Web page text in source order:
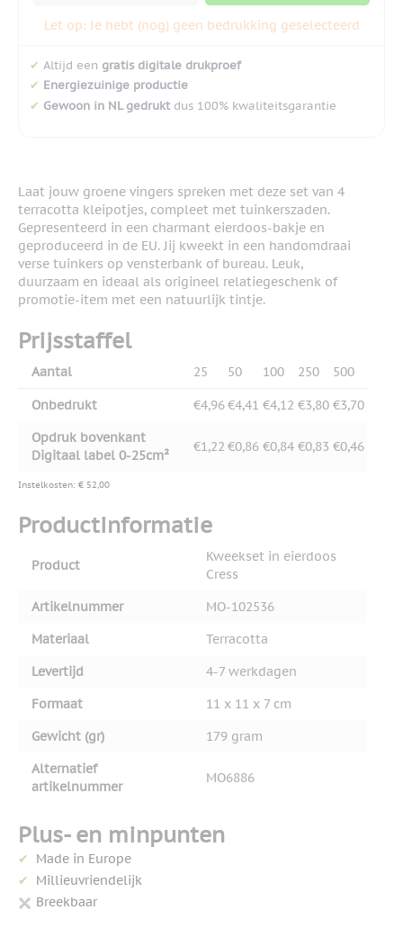
Let op: Je hebt (nog) geen bedrukking geselecteerd
✔ Altijd een gratis digitale drukproef
✔ Energiezuinige productie
✔ Gewoon in NL gedruktdus 100% kwaliteitsgarantie
Laat jouw groene vingers spreken met deze set van 4
terracotta kleipotjes, compleet met tuinkerszaden.
Gepresenteerd in een charmant eierdoos-bakje en
geproduceerd in de EU. Jij kweekt in een handomdraai
verse tuinkers op vensterbank of bureau. Leuk,
duurzaam en ideaal als origineel relatiegeschenk of
promotie-item met een natuurlijk tintje.
Prijsstaffel
Aantal 25 50 100 250 500
Onbedrukt €4,96€4,41 €4,12 €3,80 €3,70
Opdruk bovenkant
Digitaal label 0-25cm²
€1,22 €0,86 €0,84 €0,83 €0,46
Instelkosten: € 52,00
Productinformatie
Product
Kweekset in eierdoos
Cress
Artikelnummer
MO-102536
Materiaal
Terracotta
Levertijd
4-7 werkdagen
Formaat
11 x 11 x 7 cm
Gewicht (gr)
179 gram
Alternatief
artikelnummer
MO6886
Plus- en minpunten
Made in Europe
Millieuvriendelijk
Breekbaar